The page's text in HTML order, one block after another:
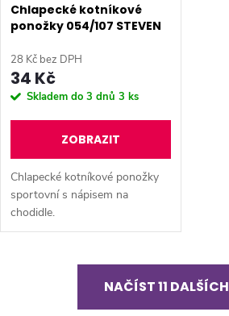
Chlapecké kotníkové
ponožky 054/107 STEVEN
28 Kč bez DPH
34 Kč
Skladem do 3 dnů 3 ks
ZOBRAZIT
Chlapecké kotníkové ponožky
sportovní s nápisem na
chodidle.
NAČÍST 11 DALŠÍCH